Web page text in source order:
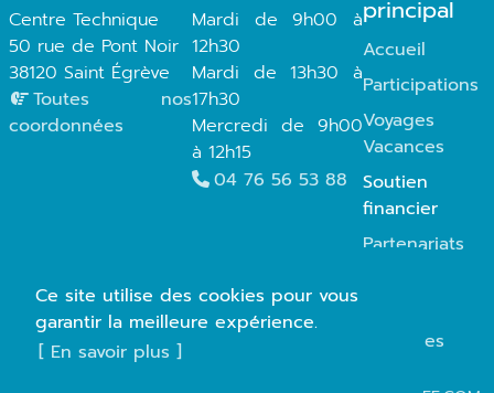
Ce site utilise des cookies pour vous
garantir la meilleure expérience.
[ En savoir plus ]
Centre Technique
50 rue de Pont Noir
38120 Saint Égrève
Toutes nos
coordonnées
Mardi de 9h00 à
12h30
Mardi de 13h30 à
17h30
Mercredi de 9h00
à 12h15
04 76 56 53 88
principal
Accueil
Participations
Voyages
Vacances
Soutien
financier
Partenariats
pratiques